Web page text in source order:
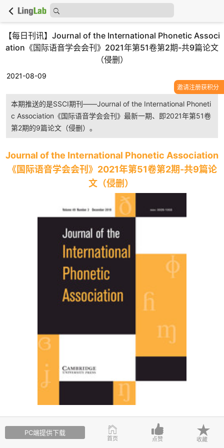
【每日刊讯】Journal of the International Phonetic Associ
ation《国际语音学会会刊》2021年第51卷第2期-共9篇论文
（侵删）
2021-08-09
本期推送的是SSCI期刊——Journal of the International Phoneti
c Association《国际语音学会会刊》最新一期、即2021年第51卷
第2期的9篇论文（侵删）。
Journal of the International Phonetic Association
《国际语音学会会刊》2021年第51卷第2期-共9篇论
文（侵删）
序
号
类型 作者 题目
邀请注册获积分
PC端提供下载
首页 点赞 收藏